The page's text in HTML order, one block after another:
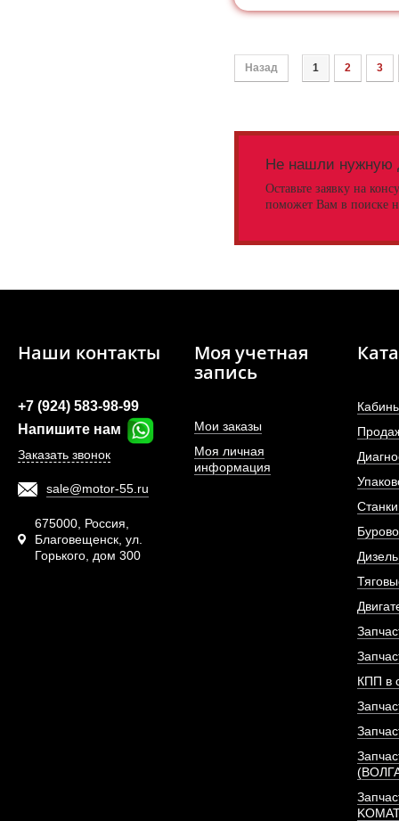
Назад 1 2 3
Не нашли нужную
Оставьте заявку на
поможет Вам в поиске
Наши контакты
+7 (924) 583-98-99
Напишите нам
Заказать звонок
sale@motor-55.ru
675000, Россия,
Благовещенск, ул.
Горького, дом 300
Моя учетная
запись
Мои заказы
Моя личная
информация
КПП в